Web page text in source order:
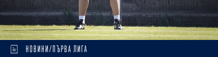
НОВИНИ/ПЪРВА ЛИГА